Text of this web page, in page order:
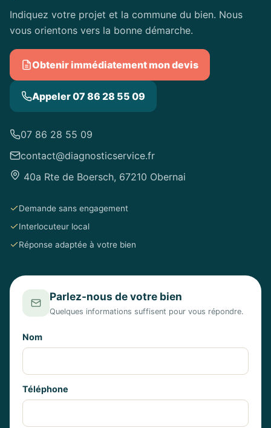
Indiquez votre projet et la commune du bien. Nous
vous orientons vers la bonne démarche.
Obtenir immédiatement mon devis
Appeler 07 86 28 55 09
07 86 28 55 09
contact@diagnosticservice.fr
40a Rte de Boersch, 67210 Obernai
Demande sans engagement
Interlocuteur local
Réponse adaptée à votre bien
Parlez-nous de votre bien
Quelques informations suffisent pour vous répondre.
Nom
Téléphone